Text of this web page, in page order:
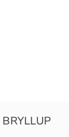
BRYLLUP